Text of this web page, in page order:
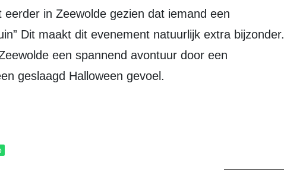
Dit maakt dit evenement natuurlijk extra bijzonder.
een spannend avontuur door een
geslaagd Halloween gevoel.